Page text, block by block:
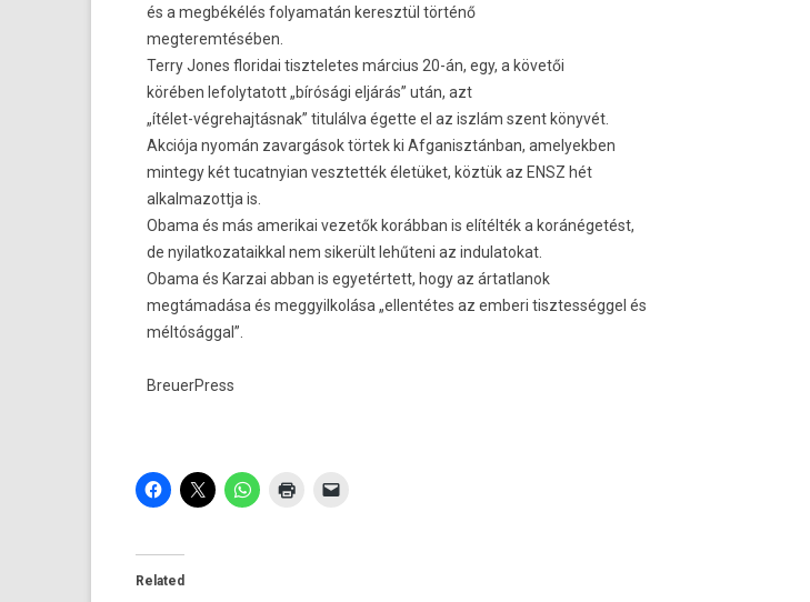
és a megbékélés folyamatán keresztül történő
meg­terem­téséb­en.
Terry Jones floridai tiszteletes március 20-án, egy, a követői
körében lefolytatott „bírósági eljárás” után, azt
„ítélet-végrehajtásnak” titulálva égette el az iszlám szent könyvét.
Akciója nyomán zavar­gások törtek ki Af­ganisztán­ban, amelyekb­en
min­tegy két tucat­nyian vesztet­ték életüket, köztük az ENSZ hét
al­kal­mazottja is.
Obama és más amerikai vezetők korábban is elítélték a koránégetést,
de nyilat­kozataikk­al nem sikerült lehűteni az in­dulatokat.
Obama és Kar­zai abban is egyetértett, hogy az ártat­lanok
megtámadása és meg­gyil­kolása „el­lentétes az em­beri tisztes­séggel és
méltósággal”.
BreuerPress
Related